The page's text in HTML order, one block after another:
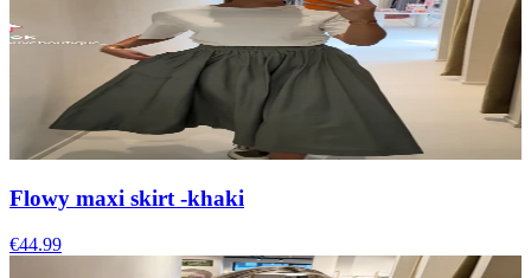
Flowy maxi skirt -khaki
€44.99